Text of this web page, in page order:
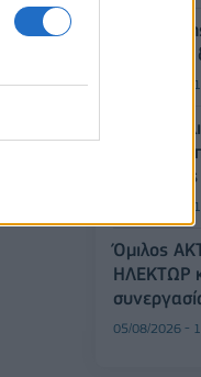
Είσοδος
05/08/2026 -
Ν.
νομικό
05/08/2026 -
Όμιλος
ΗΛΕΚΤΩΡ
05/08/2026 -